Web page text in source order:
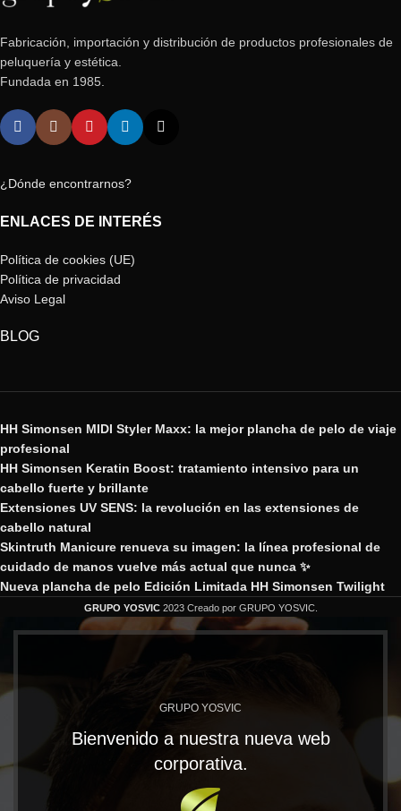
Fabricación, importación y distribución de productos profesionales de
peluquería y estética.
Fundada en 1985.
¿Dónde encontrarnos?
ENLACES DE INTERÉS
Política de cookies (UE)
Política de privacidad
Aviso Legal
BLOG
HH Simonsen MIDI Styler Maxx: la mejor plancha de pelo de viaje
profesional
HH Simonsen Keratin Boost: tratamiento intensivo para un
cabello fuerte y brillante
Extensiones UV SENS: la revolución en las extensiones de
cabello natural
Skintruth Manicure renueva su imagen: la línea profesional de
cuidado de manos vuelve más actual que nunca ✨
Nueva plancha de pelo Edición Limitada HH Simonsen Twilight
GRUPO YOSVIC 2023 Creado por GRUPO YOSVIC.
GRUPO YOSVIC
Bienvenido a nuestra nueva web
corporativa.